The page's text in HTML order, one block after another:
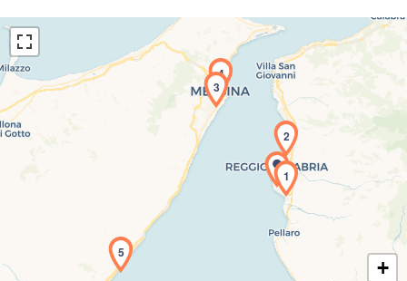
Caricamento della carta in corso...
1
2
3
4
5
+